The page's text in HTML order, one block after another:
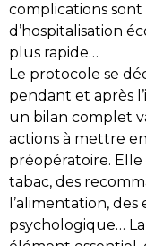
complications
d’hospitalisation
plus rapide…
Le protocole se
pendant et après
un bilan complet
actions à mettre
préopératoire.
tabac, des
l’alimentation,
psychologique…